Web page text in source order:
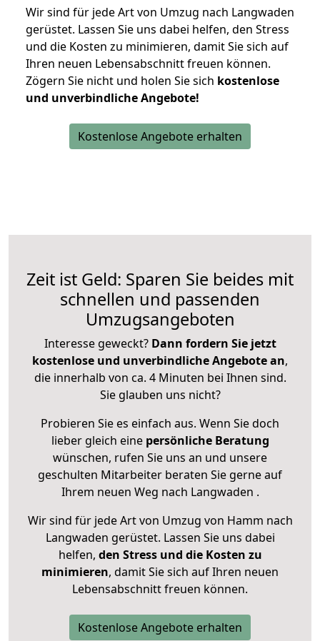
Wir sind für jede Art von Umzug nach Langwaden
gerüstet. Lassen Sie uns dabei helfen, den Stress
und die Kosten zu minimieren, damit Sie sich auf
Ihren neuen Lebensabschnitt freuen können.
Zögern Sie nicht und holen Sie sich kostenlose
und unverbindliche Angebote!
Kostenlose Angebote erhalten
Zeit ist Geld: Sparen Sie beides mit
schnellen und passenden
Umzugsangeboten
Interesse geweckt? Dann fordern Sie jetzt
kostenlose und unverbindliche Angebote an,
die innerhalb von ca. 4 Minuten bei Ihnen sind.
Sie glauben uns nicht?
Probieren Sie es einfach aus. Wenn Sie doch
lieber gleich eine persönliche Beratung
wünschen, rufen Sie uns an und unsere
geschulten Mitarbeiter beraten Sie gerne auf
Ihrem neuen Weg nach Langwaden .
Wir sind für jede Art von Umzug von Hamm nach
Langwaden gerüstet. Lassen Sie uns dabei
helfen, den Stress und die Kosten zu
minimieren, damit Sie sich auf Ihren neuen
Lebensabschnitt freuen können.
Kostenlose Angebote erhalten